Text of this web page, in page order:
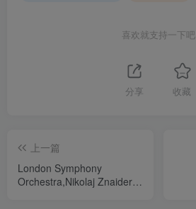
喜欢就支持一下吧
分享 收藏
上一篇
London Symphony
Orchestra,Nikolaj Znaider -